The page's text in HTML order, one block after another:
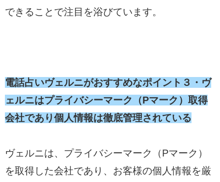
できることで注目を浴びています。
電話占いヴェルニがおすすめなポイント３・ヴ
ェルニはプライバシーマーク（Pマーク）取得
会社であり個人情報は徹底管理されている
ヴェルニは、プライバシーマーク（Pマーク）
を取得した会社であり、お客様の個人情報を厳